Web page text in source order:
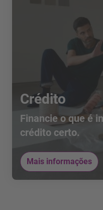
Crédito
Financie o que é
crédito certo.
Mais informações